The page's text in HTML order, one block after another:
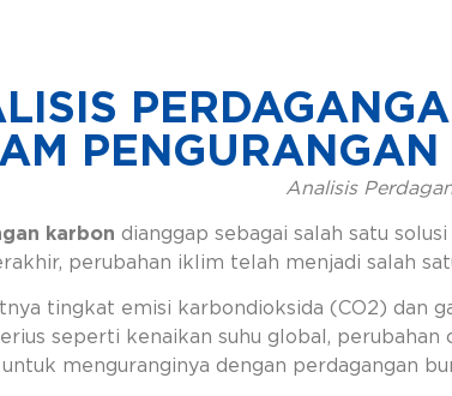
PENGURANGAN
Analisis
karbon dianggap sebagai salah satu
perubahan iklim telah menjadi salah
tingkat emisi karbondioksida (CO2) dan
seperti kenaikan suhu global,
menguranginya dengan perdagangan